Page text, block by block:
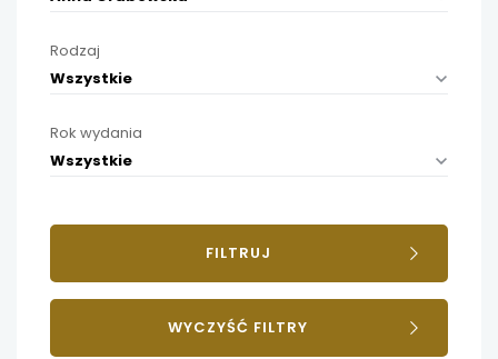
Rodzaj
Wszystkie
Rok wydania
Wszystkie
FILTRUJ
WYCZYŚĆ FILTRY